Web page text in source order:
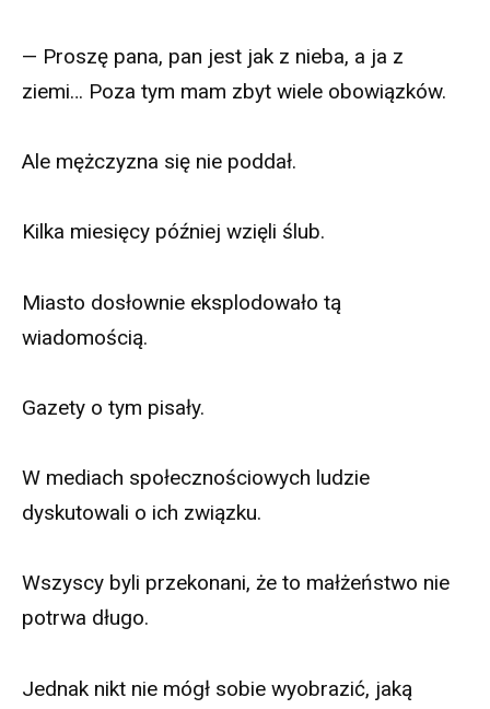
— Proszę pana, pan jest jak z nieba, a ja z
ziemi… Poza tym mam zbyt wiele obowiązków.
Ale mężczyzna się nie poddał.
Kilka miesięcy później wzięli ślub.
Miasto dosłownie eksplodowało tą
wiadomością.
Gazety o tym pisały.
W mediach społecznościowych ludzie
dyskutowali o ich związku.
Wszyscy byli przekonani, że to małżeństwo nie
potrwa długo.
Jednak nikt nie mógł sobie wyobrazić, jaką